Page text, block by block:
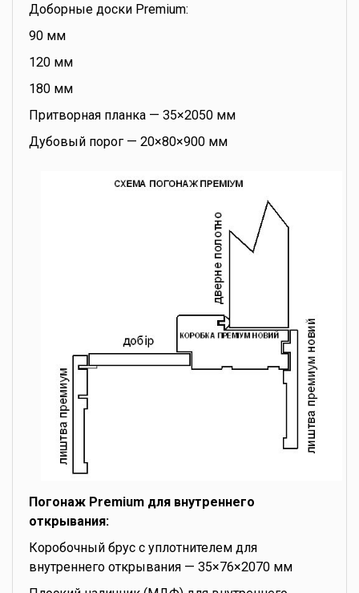
Доборные доски Premium:
90 мм
120 мм
180 мм
Притворная планка — 35×2050 мм
Дубовый порог — 20×80×900 мм
Погонаж Premium для внутреннего
открывания:
Коробочный брус с уплотнителем для
внутреннего открывания — 35×76×2070 мм